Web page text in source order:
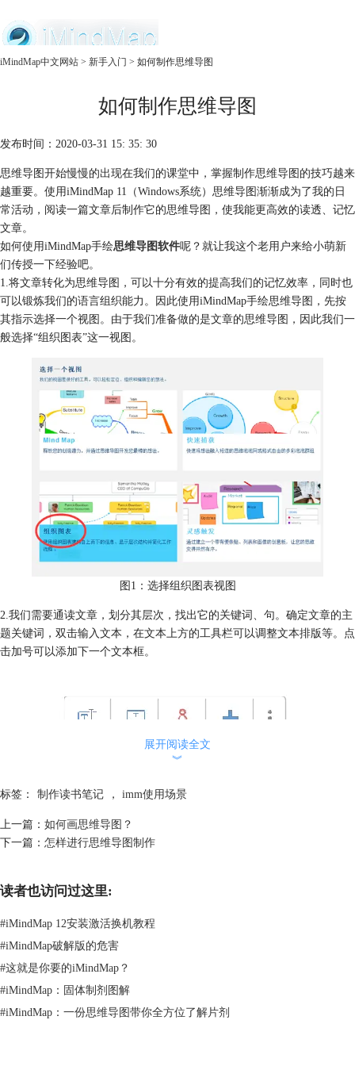
服务
iMindMap中文网站 > 新手入门 > 如何制作思维导图
如何制作思维导图
发布时间：2020-03-31 15: 35: 30
思维导图开始慢慢的出现在我们的课堂中，掌握制作思维导图的技巧越来
越重要。使用iMindMap 11（Windows系统）思维导图渐渐成为了我的日
常活动，阅读一篇文章后制作它的思维导图，使我能更高效的读透、记忆
文章。
如何使用iMindMap手绘思维导图软件呢？就让我这个老用户来给小萌新
们传授一下经验吧。
1.将文章转化为思维导图，可以十分有效的提高我们的记忆效率，同时也
可以锻炼我们的语言组织能力。因此使用iMindMap手绘思维导图，先按
其指示选择一个视图。由于我们准备做的是文章的思维导图，因此我们一
般选择“组织图表”这一视图。
图1：选择组织图表视图
2.我们需要通读文章，划分其层次，找出它的关键词、句。确定文章的主
题关键词，双击输入文本，在文本上方的工具栏可以调整文本排版等。点
击加号可以添加下一个文本框。
图2：输入关键字
框，再出现的工具栏中，我们可以点击图三中标识出来的符号，选择更换
分支的样式。
展开阅读全文
︾
标签： 制作读书笔记 ， imm使用场景
上一篇： 如何画思维导图？
下一篇： 怎样进行思维导图制作
读者也访问过这里:
#iMindMap 12安装激活换机教程
#iMindMap破解版的危害
#这就是你要的iMindMap？
#iMindMap：固体制剂图解
#iMindMap：一份思维导图带你全方位了解片剂